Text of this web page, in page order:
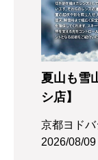
夏山も雪
シ店】
京都ヨド
2026/08/